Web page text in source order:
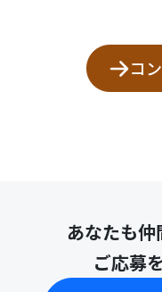
コ
あなたも仲
ご応募